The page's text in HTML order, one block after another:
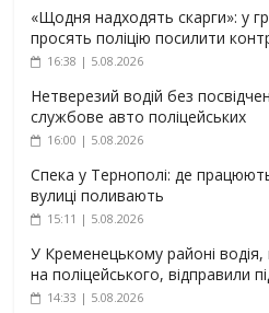
«Щодня надходять скарги»: у
просять поліцію посилити
16:38 | 5.08.2026
Нетверезий водій без
службове авто поліцейських
16:00 | 5.08.2026
Спека у Тернополі: де
вулиці поливають
15:11 | 5.08.2026
У Кременецькому районі водія,
на поліцейського, відправили
14:33 | 5.08.2026